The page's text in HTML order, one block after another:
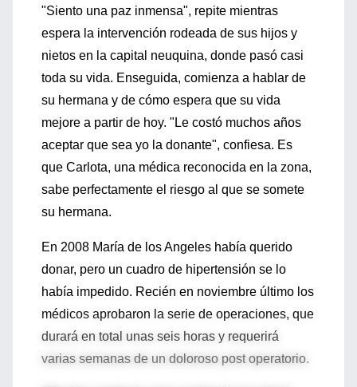
"Siento una paz inmensa", repite mientras
espera la intervención rodeada de sus hijos y
nietos en la capital neuquina, donde pasó casi
toda su vida. Enseguida, comienza a hablar de
su hermana y de cómo espera que su vida
mejore a partir de hoy. "Le costó muchos años
aceptar que sea yo la donante", confiesa. Es
que Carlota, una médica reconocida en la zona,
sabe perfectamente el riesgo al que se somete
su hermana.
En 2008 María de los Angeles había querido
donar, pero un cuadro de hipertensión se lo
había impedido. Recién en noviembre último los
médicos aprobaron la serie de operaciones, que
durará en total unas seis horas y requerirá
varias semanas de un doloroso post operatorio.